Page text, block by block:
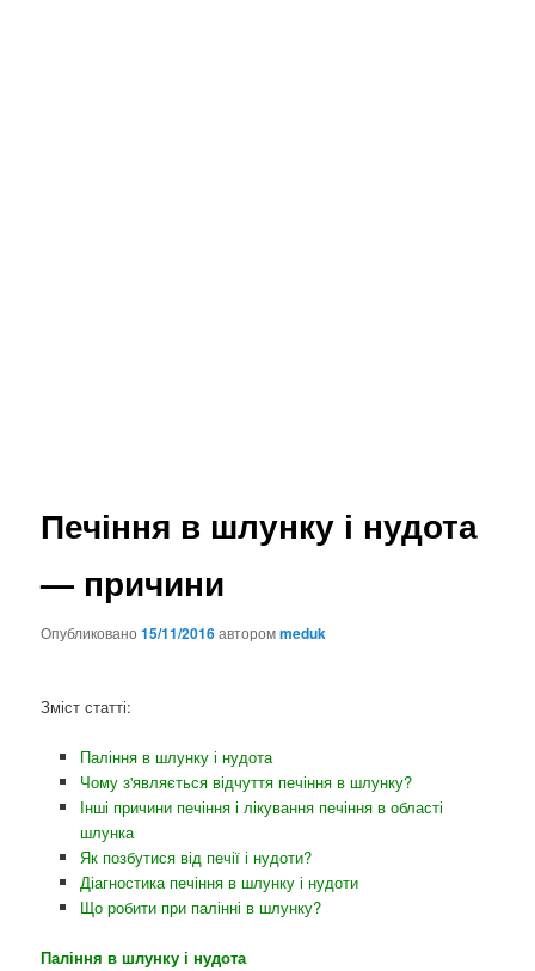
Печіння в шлунку і нудота
— причини
Опубликовано15/11/2016авторомmeduk
Зміст статті:
Паління в шлунку і нудота
Чому з'являється відчуття печіння в шлунку?
Інші причини печіння і лікування печіння в області
шлунка
Як позбутися від печії і нудоти?
Діагностика печіння в шлунку і нудоти
Що робити при палінні в шлунку?
Паління в шлунку і нудота